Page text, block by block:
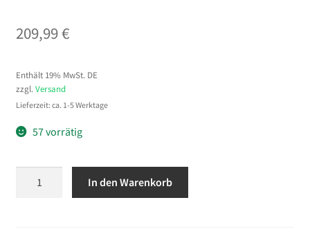
209,99€
Enthält 19% MwSt. DE
zzgl. Versand
Lieferzeit: ca. 1-5 Werktage
57 vorrätig
In den Warenkorb